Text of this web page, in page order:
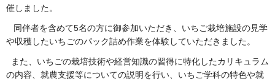
催しました。
同伴者を含めて5名の方に御参加いただき、いちご栽培施設の見学
や収穫したいちごのパック詰め作業を体験していただきました。
また、いちごの栽培技術や経営知識の習得に特化したカリキュラム
の内容、就農支援等についての説明を行い、いちご学科の特色や就